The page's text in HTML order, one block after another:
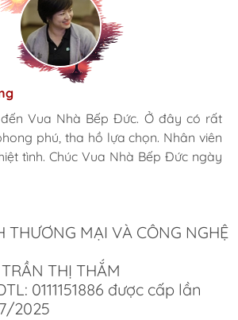
Vua Nhà Bếp Đức. Ở đây có rất
phú, tha hồ lựa chọn. Nhân viên
tình. Chúc Vua Nhà Bếp Đức ngày
Vua Nhà Bếp Đức. Ở đây có rất
phú, tha hồ lựa chọn. Nhân viên
tình. Chúc Vua Nhà Bếp Đức ngày
Vua Nhà Bếp Đức. Ở đây có rất
phú, tha hồ lựa chọn. Nhân viên
tình. Chúc Vua Nhà Bếp Đức ngày
THƯƠNG MẠI VÀ CÔNG NGHỆ
THỊ THẮM
0111151886 được cấp lần
2025